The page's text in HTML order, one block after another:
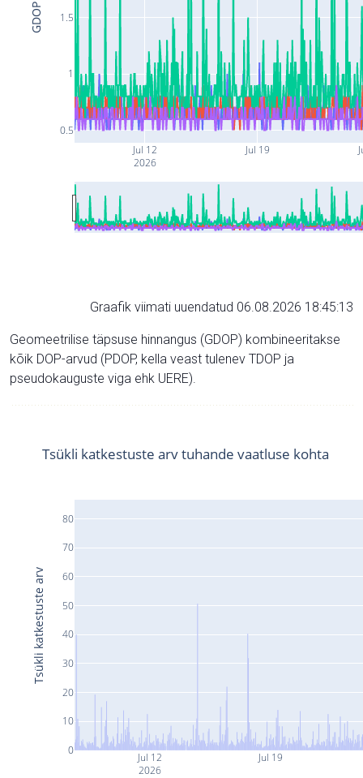
Jul 12
2026
Jul 19
0.5
1
1.5
GDOP
Graafik viimati uuendatud 06.08.2026 18:45:13
Geomeetrilise täpsuse hinnangus (GDOP) kombineeritakse
kõik DOP-arvud (PDOP, kella veast tulenev TDOP ja
pseudokauguste viga ehk UERE).
Jul 12
2026
Jul 19
0
10
20
30
40
50
60
70
80
Tsükli katkestuste arv tuhande vaatluse kohta
Tsükli katkestuste arv